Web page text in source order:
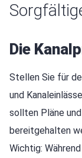
Die
Stellen Sie für
und
sollten Pläne
bereitgehalten
Wichtig: